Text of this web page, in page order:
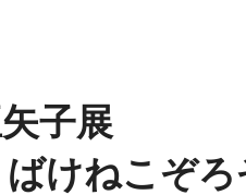
子展
けねこぞろ